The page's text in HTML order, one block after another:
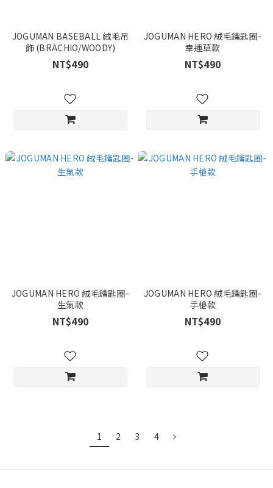
JOGUMAN BASEBALL 絨毛吊
飾 (BRACHIO/WOODY)
NT$490
JOGUMAN HERO 絨毛鑰匙圈-
幸運草款
NT$490
JOGUMAN HERO 絨毛鑰匙圈-
生氣款
NT$490
JOGUMAN HERO 絨毛鑰匙圈-
手槍款
NT$490
1 2 3 4